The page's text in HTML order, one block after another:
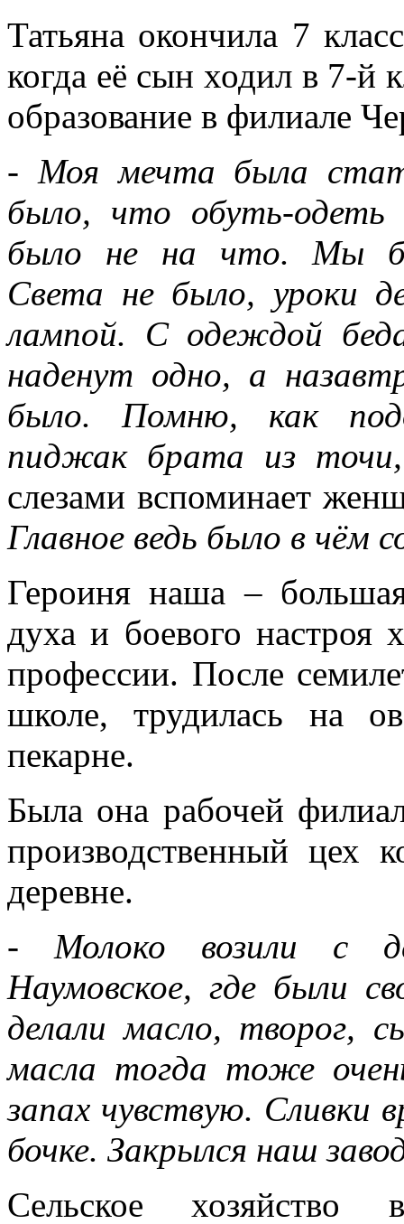
Татьяна окончила 7
когда её сын ходил в 7-й
образование в филиале
- Моя мечта была
было, что обуть-
было не на что. Мы
Света не было, уроки
лампой. С одеждой
наденут одно, а
было. Помню, как
пиджак брата из
слезами вспоминает
Главное ведь было в чём
Героиня наша –
духа и боевого настроя
профессии. После
школе, трудилась на
пекарне.
Была она рабочей
производственный цех
деревне.
- Молоко возили с
Наумовское, где были
делали масло, творог,
масла тогда тоже
запах чувствую. Сливки
бочке. Закрылся наш
Сельское